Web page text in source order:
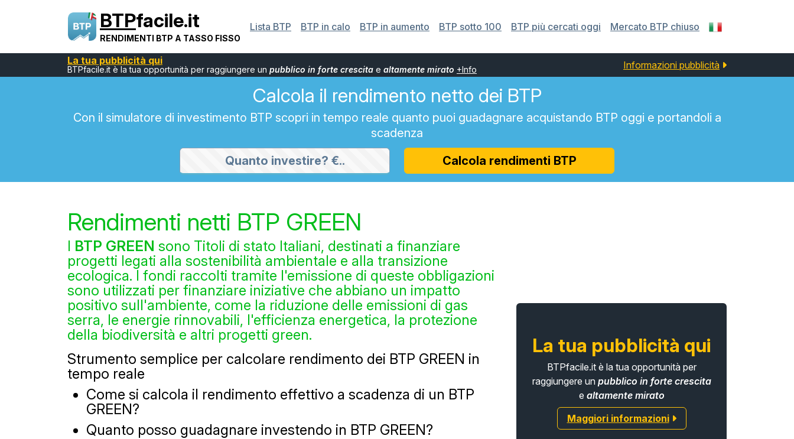
BTPfacile.it
RENDIMENTI BTP A TASSO FISSO
Lista BTP BTP in calo BTP in aumento BTP sotto 100 BTP più cercati oggi Mercato BTP chiuso
La tua pubblicità qui
BTPfacile.it è la tua opportunità per raggiungere un pubblico in forte crescita e altamente mirato +Info Informazioni pubblicità
Calcola il rendimento netto dei BTP
Con il simulatore di investimento BTP scopri in tempo reale quanto puoi guadagnare acquistando BTP oggi e portandoli a
scadenza
Calcola rendimenti BTP
Rendimenti netti BTP GREEN
I BTP GREEN sono Titoli di stato Italiani, destinati a finanziare
progetti legati alla sostenibilità ambientale e alla transizione
ecologica. I fondi raccolti tramite l'emissione di queste obbligazioni
sono utilizzati per finanziare iniziative che abbiano un impatto
positivo sull'ambiente, come la riduzione delle emissioni di gas
serra, le energie rinnovabili, l'efficienza energetica, la protezione
della biodiversità e altri progetti green.
Strumento semplice per calcolare rendimento dei BTP GREEN in
tempo reale
Come si calcola il rendimento effettivo a scadenza di un BTP
GREEN?
Quanto posso guadagnare investendo in BTP GREEN?
La tua pubblicità qui
BTPfacile.it è la tua opportunità per
raggiungere un pubblico in forte crescita
e altamente mirato
Maggiori informazioni